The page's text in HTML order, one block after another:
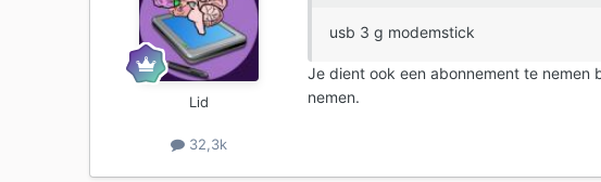
Lid
32,3k
usb 3 g modemstick
Je dient ook een abonnement te nemen
nemen.